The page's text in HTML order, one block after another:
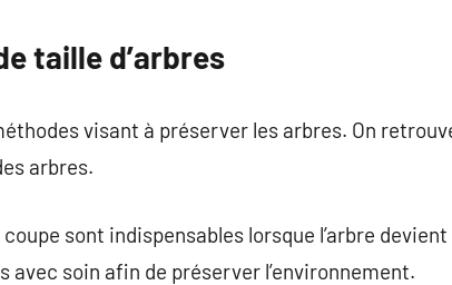
taille d’arbres
visant à préserver les arbres. On
arbres.
sont indispensables lorsque l’arbre
soin afin de préserver l’environnement.